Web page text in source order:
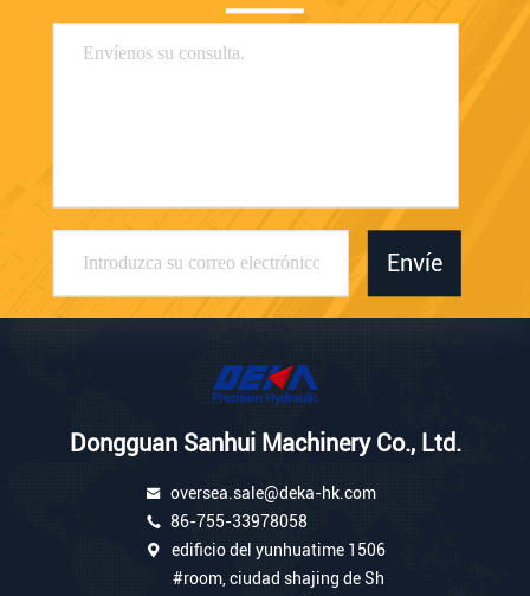
Envíe
Dongguan Sanhui Machinery Co., Ltd.
oversea.sale@deka-hk.com
86-755-33978058
edificio del yunhuatime 1506
#room, ciudad shajing de Sh